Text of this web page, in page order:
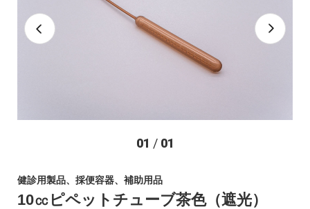
会社概要
01 / 01
健診用製品、採便容器、補助用品
10㏄ピペットチューブ茶色（遮光）